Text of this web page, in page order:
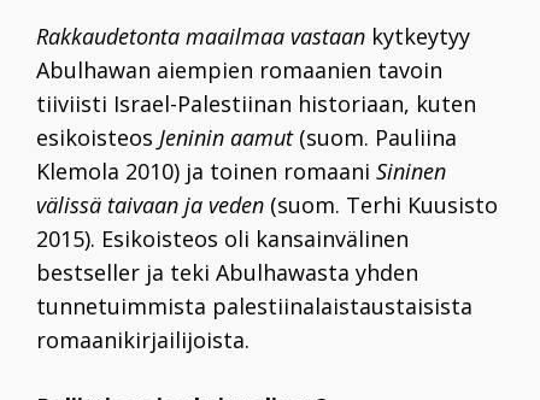
Rakkaudetonta maailmaa vastaan kytkeytyy
Abulhawan aiempien romaanien tavoin
tiiviisti Israel-Palestiinan historiaan, kuten
esikoisteos Jeninin aamut (suom. Pauliina
Klemola 2010) ja toinen romaani Sininen
välissä taivaan ja veden (suom. Terhi Kuusisto
2015). Esikoisteos oli kansainvälinen
bestseller ja teki Abulhawasta yhden
tunnetuimmista palestiinalaistaustaisista
romaanikirjailijoista.